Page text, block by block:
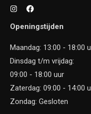
Openingstijden
Maandag: 13:00 - 18:00
Dinsdag t/m vrijdag:
09:00 - 18:00 uur
Zaterdag: 09:00 - 14:00
Zondag: Gesloten